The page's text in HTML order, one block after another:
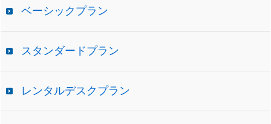
ベーシックプラン
スタンダードプラン
レンタルデスクプラン